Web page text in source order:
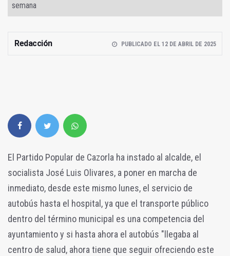
semana
Redacción PUBLICADO EL 12 DE ABRIL DE 2025
El Partido Popular de Cazorla ha instado al alcalde, el
socialista José Luis Olivares, a poner en marcha de
inmediato, desde este mismo lunes, el servicio de
autobús hasta el hospital, ya que el transporte público
dentro del término municipal es una competencia del
ayuntamiento y si hasta ahora el autobús "llegaba al
centro de salud, ahora tiene que seguir ofreciendo este